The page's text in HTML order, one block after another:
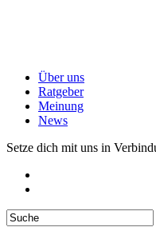
Über uns
Ratgeber
Meinung
News
Setze dich mit uns in